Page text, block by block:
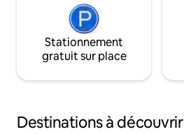
Stationnement
gratuit sur place
Destinations à découvrir